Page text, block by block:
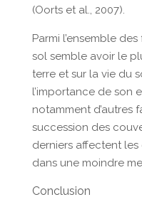
(Oorts et al., 2007).
Parmi l’ensemble
sol semble avoir le
terre et sur la vie du
l’importance de son
notamment d’autres
succession des
derniers affectent les
dans une moindre
Conclusion